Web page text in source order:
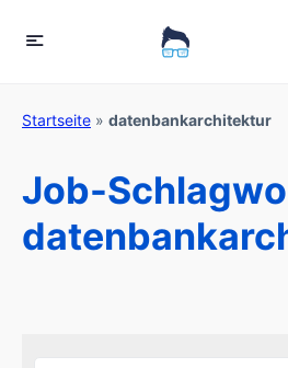
Startseite » datenbankarchitektur
Job-